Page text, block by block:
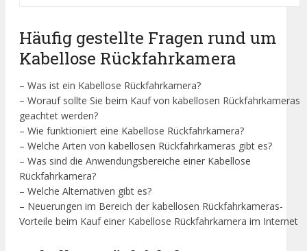
Häufig gestellte Fragen rund um
Kabellose Rückfahrkamera
– Was ist ein Kabellose Rückfahrkamera?
– Worauf sollte Sie beim Kauf von kabellosen Rückfahrkameras
geachtet werden?
– Wie funktioniert eine Kabellose Rückfahrkamera?
– Welche Arten von kabellosen Rückfahrkameras gibt es?
– Was sind die Anwendungsbereiche einer Kabellose
Rückfahrkamera?
– Welche Alternativen gibt es?
– Neuerungen im Bereich der kabellosen Rückfahrkameras-
Vorteile beim Kauf einer Kabellose Rückfahrkamera im Internet